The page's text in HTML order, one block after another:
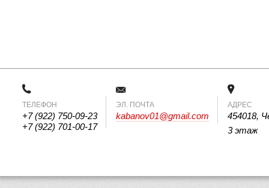
ТЕЛЕФОН
+7 (922) 750-09-23
+7 (922) 701-00-17
ЭЛ. ПОЧТА
kabanov01@gmail.com
АДРЕС
454018,
3 этаж